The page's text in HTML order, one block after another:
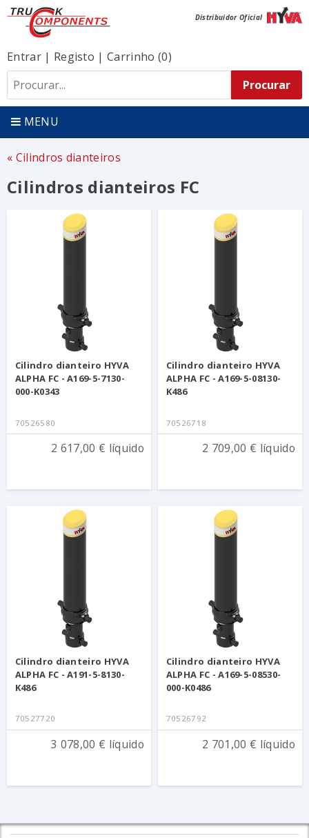
Distribuidor Oficial
Entrar| Registo |Carrinho (0)
MENU
Cilindros dianteiros
Cilindros dianteiros FC
Cilindro dianteiro HYVA
ALPHA FC - A169-5-7130-
000-K0343
70526580
2 617,00 € líquido
Cilindro dianteiro HYVA
ALPHA FC - A169-5-08130-
K486
70526718
2 709,00 € líquido
Cilindro dianteiro HYVA
ALPHA FC - A191-5-8130-
K486
70527720
3 078,00 € líquido
Cilindro dianteiro HYVA
ALPHA FC - A169-5-08530-
000-K0486
70526792
2 701,00 € líquido